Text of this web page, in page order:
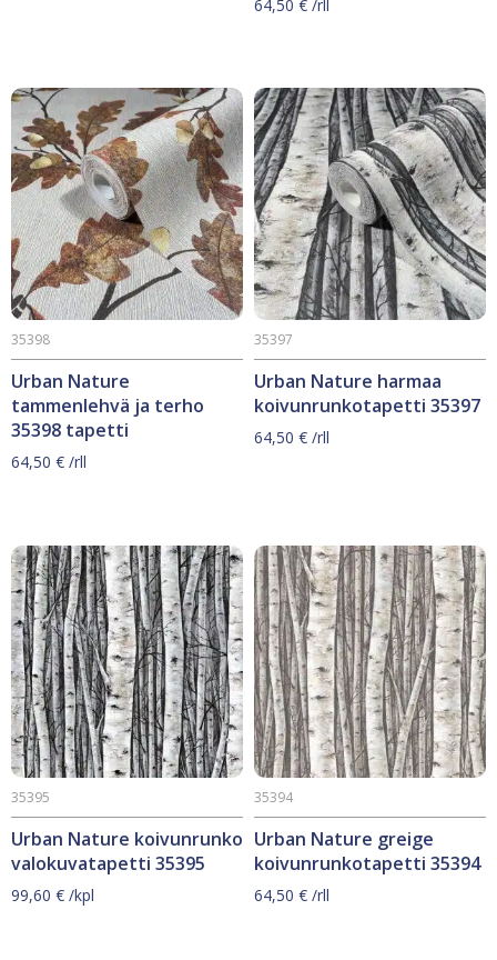
64,50 € /rll
Urban Nature
tammenlehvä ja terho
35398 tapetti
35398
64,50 € /rll
Urban Nature harmaa
koivunrunkotapetti 35397
35397
64,50 € /rll
Urban Nature koivunrunko
valokuvatapetti 35395
35395
99,60 € /kpl
Urban Nature greige
koivunrunkotapetti 35394
35394
64,50 € /rll